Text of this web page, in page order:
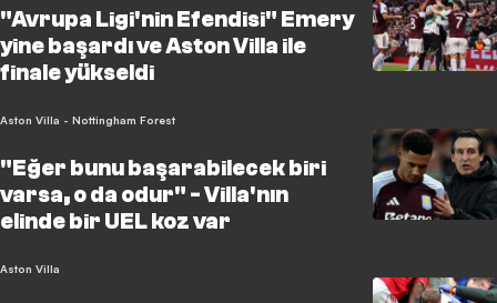
"Avrupa Ligi'nin Efendisi" Emery
yine başardı ve Aston Villa ile
finale yükseldi
Aston Villa - Nottingham Forest
"Eğer bunu başarabilecek biri
varsa, o da odur" - Villa'nın
elinde bir UEL koz var
Aston Villa